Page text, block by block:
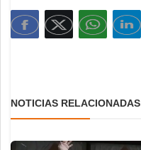
NOTICIAS RELACIONADAS